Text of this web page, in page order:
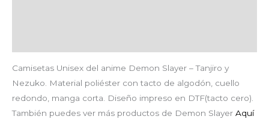
Camisetas Unisex del anime Demon Slayer – Tanjiro y
Nezuko. Material poliéster con tacto de algodón, cuello
redondo, manga corta. Diseño impreso en DTF(tacto cero).
También puedes ver más productos de Demon Slayer Aquí